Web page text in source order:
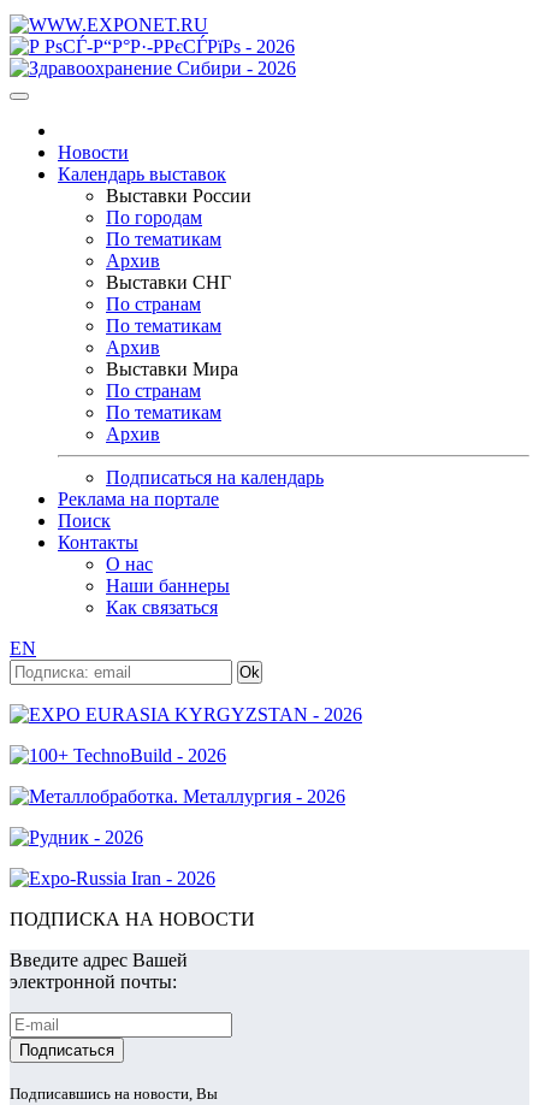
Новости
Календарь выставок
Выставки России
По городам
По тематикам
Архив
Выставки СНГ
По странам
По тематикам
Архив
Выставки Мира
По странам
По тематикам
Архив
Подписаться на календарь
Реклама на портале
Поиск
Контакты
О нас
Наши баннеры
Как связаться
EN
ПОДПИСКА НА НОВОСТИ
Введите адрес Вашей
электронной почты:
Подписавшись на новости, Вы